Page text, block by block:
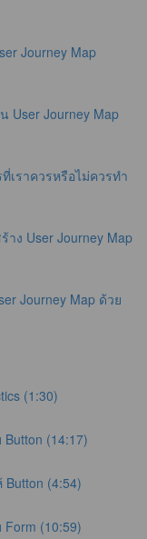
Journey Map
User Journey Map
เราควรหรือไม่ควรทำ
าง User Journey Map
Journey Map ด้วย
(1:30)
(14:17)
Button (4:54)
(10:59)